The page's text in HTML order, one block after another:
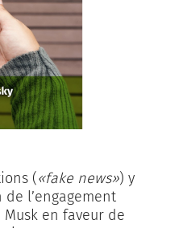
(«fake news») y
l’engagement
en faveur de